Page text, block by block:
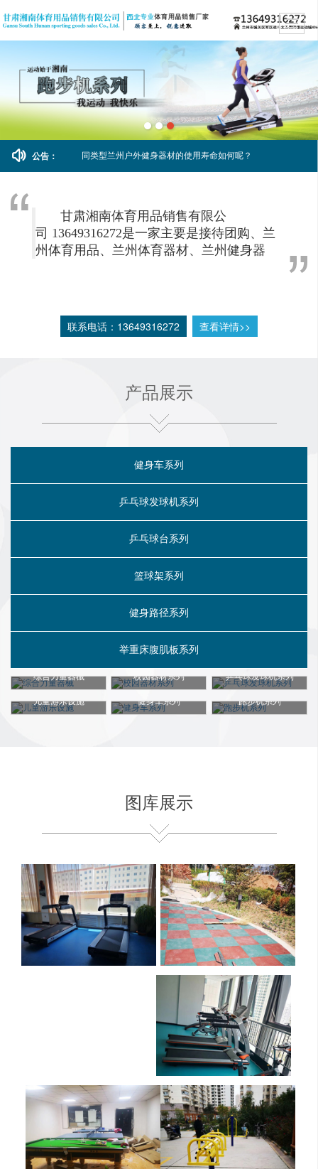
公告： 同类型兰州户外健身器材的使用寿命如何呢？
甘肃湘南体育用品销售有限公
司 13649316272是一家主要是接待团购、兰
州体育用品、兰州体育器材、兰州健身器
售批发等。
本店主要经营 体育用品、篮球、篮球
相信我们，会给喜欢健身的朋友们带来
许多帮助，并且会让你们节省资金，买到你
们满意的产品。
工团四楼运动城406
13659483472姜经理
联系电话：13649316272 查看详情>>
产品展示
健身车系列
乒乓球发球机系列
乒乓球台系列
篮球架系列
健身路径系列
举重床腹肌板系列
跑步机系列
校园器材系列
其他产品系列
推荐产品
综合力量器械 校园器材系列 乒乓球发球机系列
儿童游乐设施 健身车系列 跑步机系列
图库展示
中广怡景湾尚城
兰州西站某单位